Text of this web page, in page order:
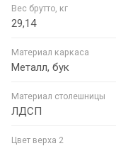
Вес брутто, кг
29,14
Материал каркаса
Металл, бук
Материал столешницы
ЛДСП
Цвет верха 2